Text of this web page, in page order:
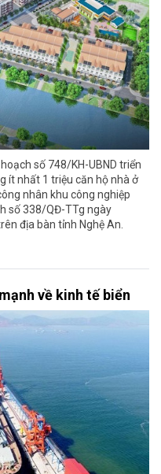
số 748/KH-UBND triển
ít nhất 1 triệu căn hộ nhà ở
nhân khu công nghiệp
số 338/QĐ-TTg ngày
địa bàn tỉnh Nghệ An.
về kinh tế biển